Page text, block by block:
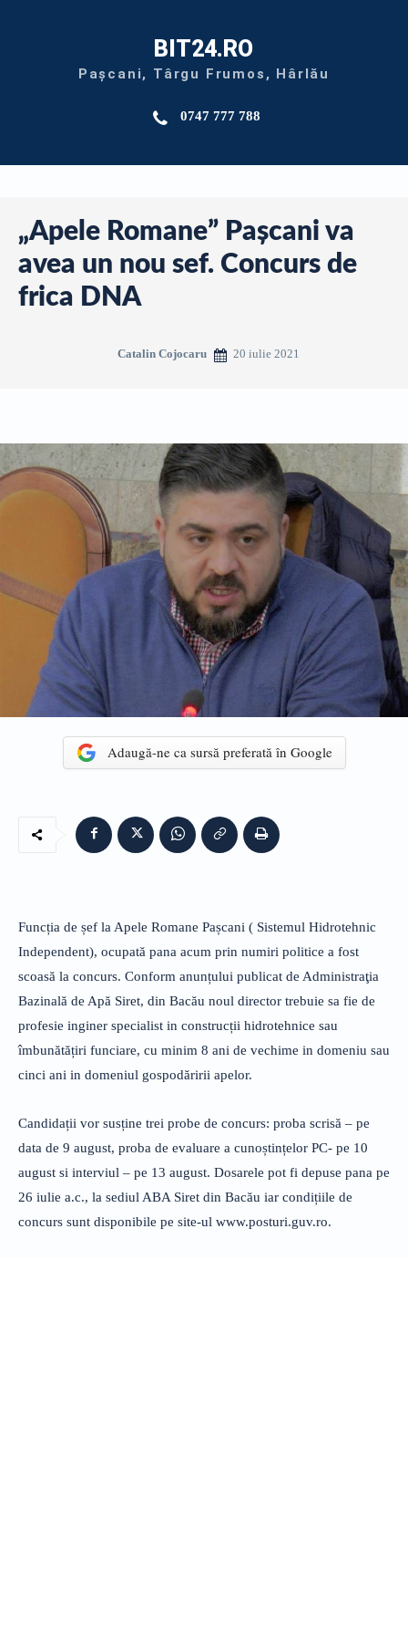
BIT24.RO
Pașcani, Târgu Frumos, Hârlău
0747 777 788
„Apele Romane” Pașcani va
avea un nou sef. Concurs de
frica DNA
Catalin Cojocaru 20 iulie 2021
Adaugă-ne ca sursă preferată în Google
Funcția de șef la Apele Romane Pașcani ( Sistemul Hidrotehnic
Independent), ocupată pana acum prin numiri politice a fost
scoasă la concurs. Conform anunțului publicat de Administraţia
Bazinală de Apă Siret, din Bacău noul director trebuie sa fie de
profesie inginer specialist in construcții hidrotehnice sau
îmbunătățiri funciare, cu minim 8 ani de vechime in domeniu sau
cinci ani in domeniul gospodăririi apelor.
Candidații vor susține trei probe de concurs: proba scrisă – pe
data de 9 august, proba de evaluare a cunoștințelor PC- pe 10
august si interviul – pe 13 august. Dosarele pot fi depuse pana pe
26 iulie a.c., la sediul ABA Siret din Bacău iar condițiile de
concurs sunt disponibile pe site-ul www.posturi.guv.ro.